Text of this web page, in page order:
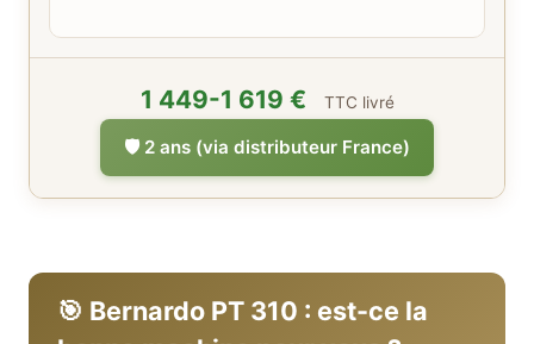
1 449-1 619 € TTC livré
🛡️ 2 ans (via distributeur France)
🎯 Bernardo PT 310 : est-ce la